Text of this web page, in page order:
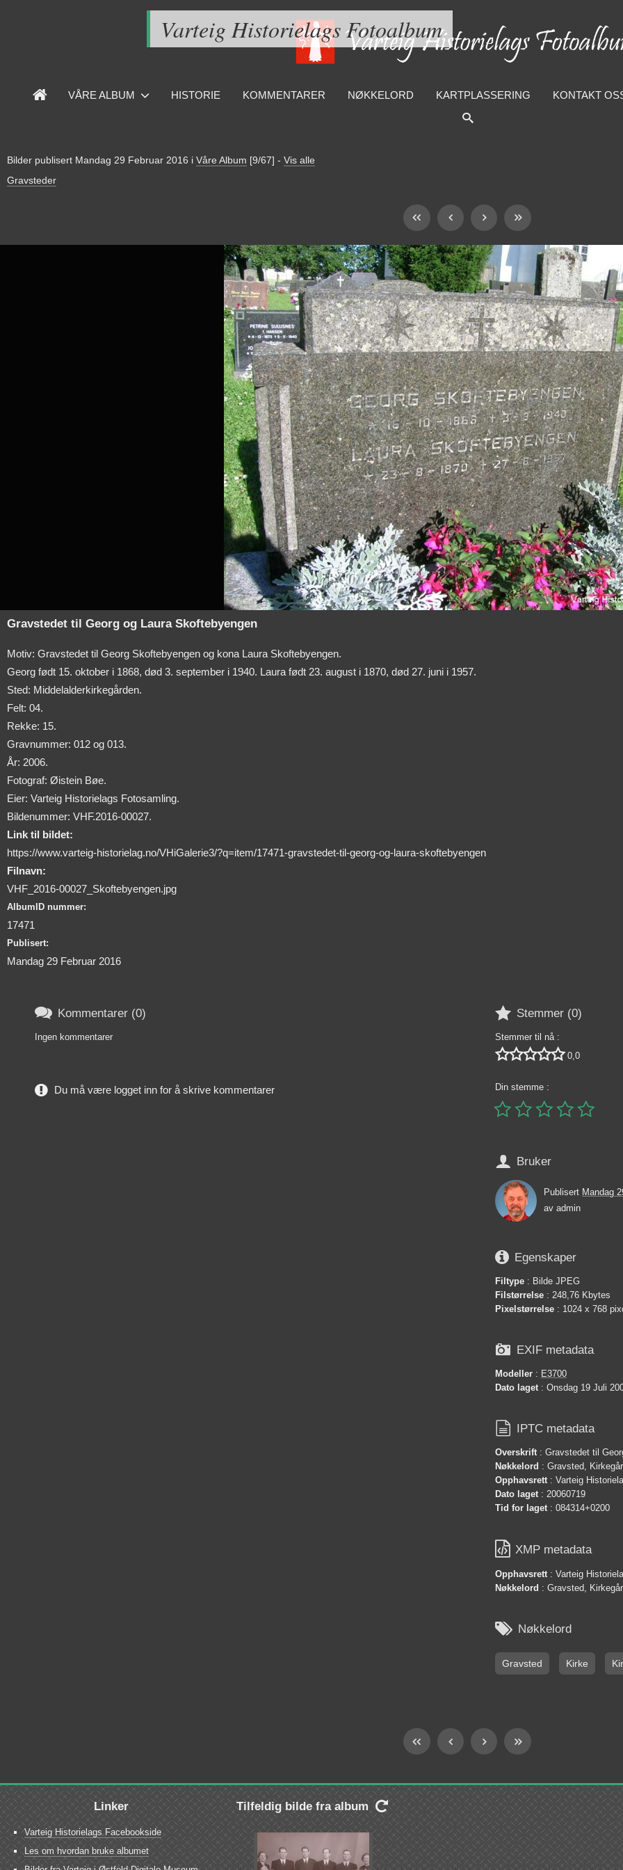
Varteig Historielags Fotoalbum
VÅRE ALBUM HISTORIE KOMMENTARER NØKKELORD KARTPLASSERING KONTAKT
Bilder publisert Mandag 29 Februar 2016 i Våre Album [9/67] - Vis alle
Gravsteder
Gravstedet til Georg og Laura Skoftebyengen
Motiv: Gravstedet til Georg Skoftebyengen og kona Laura Skoftebyengen.
Georg født 15. oktober i 1868, død 3. september i 1940. Laura født 23. august i 1870, død 27. juni i 1957.
Sted: Middelalderkirkegården.
Felt: 04.
Rekke: 15.
Gravnummer: 012 og 013.
År: 2006.
Fotograf: Øistein Bøe.
Eier: Varteig Historielags Fotosamling.
Bildenummer: VHF.2016-00027.
Link til bildet:
https://www.varteig-historielag.no/VHiGalerie3/?q=item/17471-gravstedet-til-georg-og-laura-skoftebyengen
Filnavn:
VHF_2016-00027_Skoftebyengen.jpg
AlbumID nummer:
17471
Publisert:
Mandag 29 Februar 2016
 Stemmer (0)
Stemmer til nå :
 0,0
Din stemme :

 Bruker
Publisert Mandag
av admin
 Egenskaper
Filtype : Bilde JPEG
Filstørrelse : 248,76 Kbytes
Pixelstørrelse : 1024 x 768
 EXIF metadata
Modeller : E3700
Dato laget: Onsdag 19 Juli
 IPTC metadata
Overskrift: Gravstedet til
Nøkkelord : Gravsted,
Opphavsrett: Varteig
Dato laget: 20060719
Tid for laget: 084314+0200
 XMP metadata
Opphavsrett: Varteig
Nøkkelord : Gravsted,
 Nøkkelord
Gravsted Kirke
 Kommentarer (0)
Ingen kommentarer
Du må være logget inn for å skrive kommentarer
Linker
Varteig Historielags Facebookside
Les om hvordan bruke albumet
Tilfeldig bilde fra album 